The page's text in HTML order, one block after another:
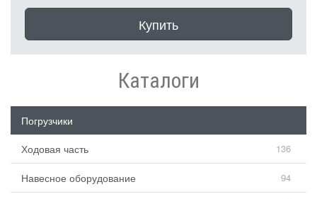
Купить
Каталоги
Погрузчики
Ходовая часть
136
Навесное оборудование 94